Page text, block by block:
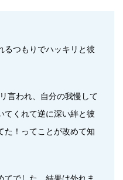
つもりでハッキリと彼
言われ、自分の我慢して
てくれて逆に深い絆と彼
た！ってことが改めて知
てでした。結果は外れま